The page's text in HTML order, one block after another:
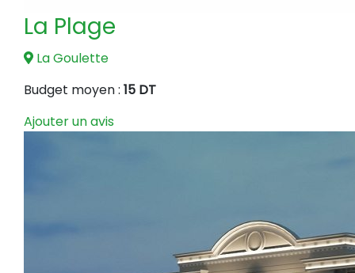
La Plage
La Goulette
Budget moyen : 15 DT
Ajouter un avis